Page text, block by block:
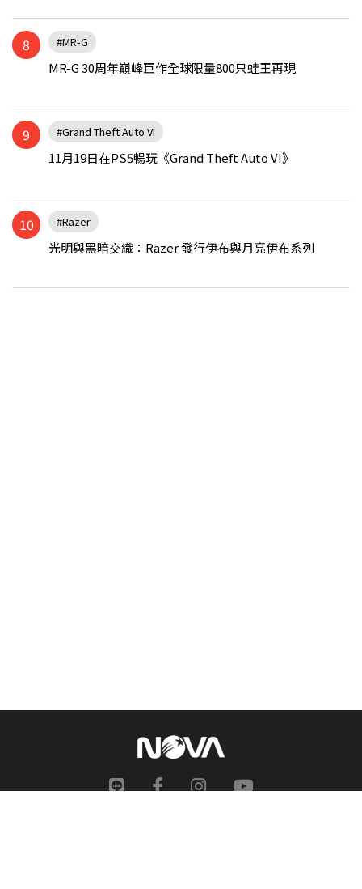
8 #MR-G
MR-G 30周年巔峰巨作全球限量800只蛙王再現
9 #Grand Theft Auto VI
11月19日在PS5暢玩《Grand Theft Auto VI》
10 #Razer
光明與黑暗交織：Razer 發行伊布與月亮伊布系列